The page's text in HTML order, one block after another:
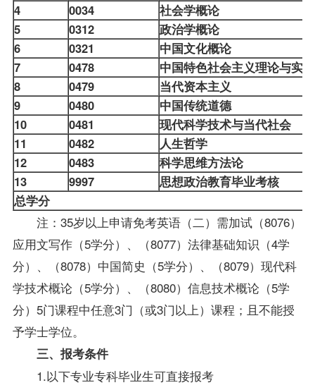
4
0034
社会学概论
5
0312
政治学概论
6
0321
中国文化概论
7
0478
中国特色社会主义理论与
8
0479
当代资本主义
9
0480
中国传统道德
10
0481
现代科学技术与当代社会
11
0482
人生哲学
12
0483
科学思维方法论
13
9997
思想政治教育毕业考核
总学分
注：35岁以上申请免考英语（二）需加试（8076）
应用文写作（5学分）、（8077）法律基础知识（4学
分）、（8078）中国简史（5学分）、（8079）现代科
学技术概论（5学分）、（8080）信息技术概论（5学
分）5门课程中任意3门（或3门以上）课程；且不能授
予学士学位。
三、 报考条件
1.以下专业专科毕业生可直接报考